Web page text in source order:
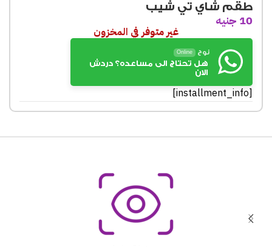
طقم شاي تي شيب
10 جنيه
غير متوفر في المخزون
نوح Online
هل تحتاج الى مساعده؟ دردش
الان
[installment_info]